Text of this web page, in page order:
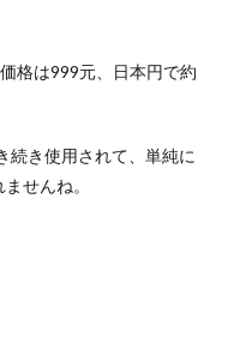
格は999元、日本円で約
続き使用されて、単純に
せんね。